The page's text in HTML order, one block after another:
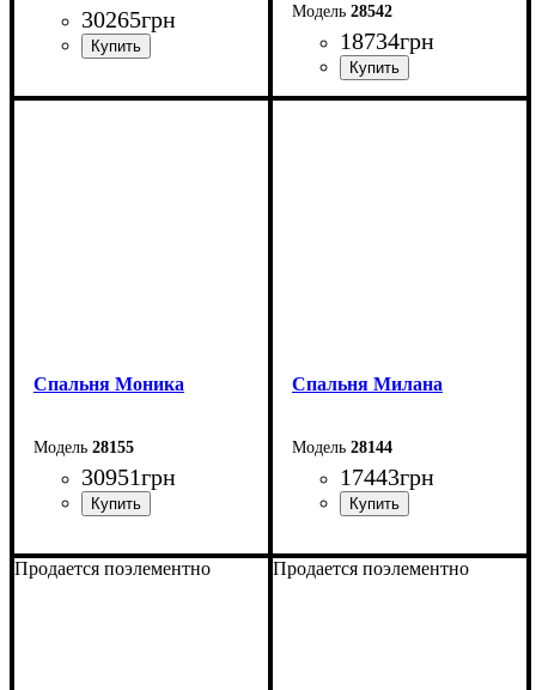
30265грн 28542
18734грн
Спальня Моника
28155
30951грн
Спальня Милана
28144
17443грн
Продается поэлементно Продается поэлементно